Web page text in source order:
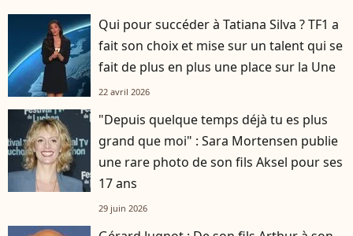
Qui pour succéder à Tatiana Silva ? TF1 a
fait son choix et mise sur un talent qui se
fait de plus en plus une place sur la Une
22 avril 2026
"Depuis quelque temps déjà tu es plus
grand que moi" : Sara Mortensen publie
une rare photo de son fils Aksel pour ses
17 ans
29 juin 2026